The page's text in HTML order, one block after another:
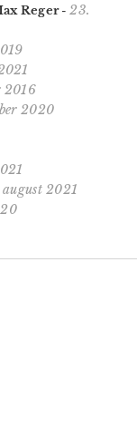
Reger-23.
2016
2020
2021